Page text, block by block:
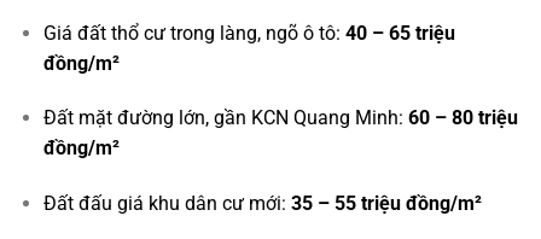
Giá đất thổ cư trong làng, ngõ ô tô: 40 – 65 triệu
đồng/m²
Đất mặt đường lớn, gần KCN Quang Minh: 60 – 80 triệu
đồng/m²
Đất đấu giá khu dân cư mới: 35 – 55 triệu đồng/m²